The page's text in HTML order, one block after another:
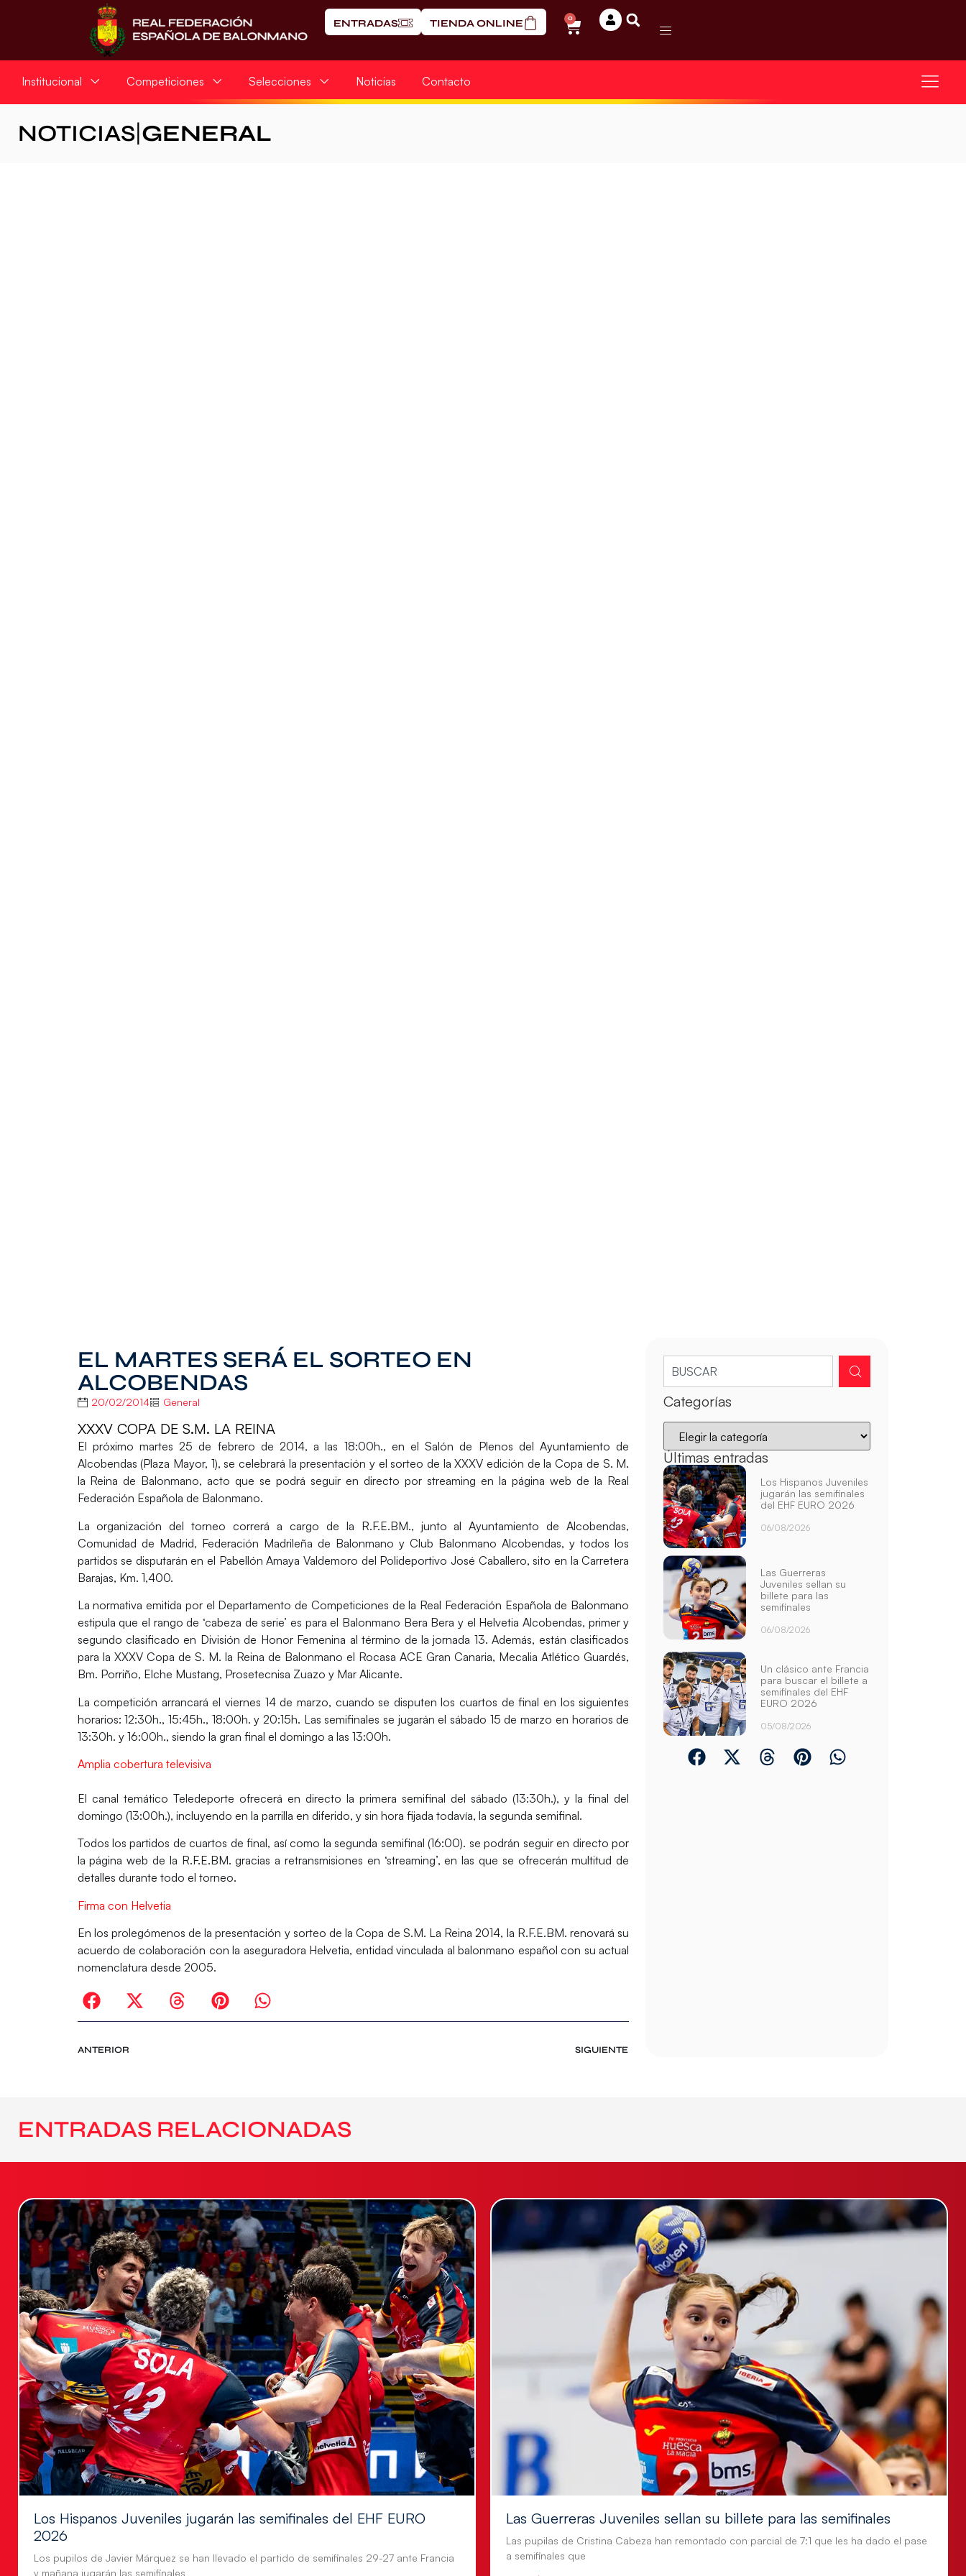
ENTRADAS TIENDA ONLINE 0
Institucional Competiciones Selecciones Noticias Contacto
NOTICIAS GENERAL
EL MARTES SERÁ EL SORTEO EN
ALCOBENDAS
20/02/2014 General
XXXV COPA DE S.M. LA REINA
El próximo martes 25 de febrero de 2014, a las 18:00h., en elSalón de Plenos del Ayuntamiento de
Alcobendas (Plaza Mayor, 1), se celebrará lapresentación y el sorteo de la XXXV edición de la Copa de S. M.
la Reina de Balonmano, acto que se podrá seguir en directo por streaming en la página web de la Real
Federación Española de Balonmano.
La organización del torneo correrá a cargo de la R.F.E.BM., junto alAyuntamiento de Alcobendas,
Comunidad de Madrid, Federación Madrileña de Balonmano y Club Balonmano Alcobendas, y todos los
partidos se disputarán en el Pabellón Amaya Valdemoro del Polideportivo José Caballero, sito en la Carretera
Barajas, Km. 1,400.
La normativa emitida por el Departamento de Competiciones de la Real Federación Española de Balonmano
estipula que el rango de ‘cabeza de serie’ es para el Balonmano Bera Bera y el Helvetia Alcobendas, primer y
segundo clasificado en División de Honor Femenina al término de la jornada 13. Además, están clasificados
para la XXXV Copa de S. M. la Reina de Balonmano el Rocasa ACE Gran Canaria, Mecalia Atlético Guardés,
Bm. Porriño, Elche Mustang, Prosetecnisa Zuazo y Mar Alicante.
La competición arrancará el viernes 14 de marzo, cuando se disputen los cuartos de final en los siguientes
horarios: 12:30h., 15:45h., 18:00h. y 20:15h. Las semifinales se jugarán el sábado 15 de marzo en horarios de
13:30h. y 16:00h., siendo la gran final el domingo a las 13:00h.
Amplia cobertura televisiva
El canal temático Teledeporte ofrecerá en directo la primera semifinal del sábado (13:30h.), y la final del
domingo (13:00h.), incluyendo en la parrilla en diferido, y sin hora fijada todavía, la segunda semifinal.
Todos los partidos de cuartos de final, así como la segunda semifinal (16:00). se podrán seguir en directo por
la página web de la R.F.E.BM. gracias a retransmisiones en ‘streaming’, en las que se ofrecerán multitud de
detalles durante todo el torneo.
Firma con Helvetia
En los prolegómenos de la presentación y sorteo de la Copa de S.M. La Reina 2014, la R.F.E.BM. renovará su
acuerdo de colaboración con la aseguradora Helvetia, entidad vinculada al balonmano español con su actual
nomenclatura desde 2005.
ANTERIOR SIGUIENTE
Categorías
Últimas entradas
Los Hispanos Juveniles
jugarán las semifinales
del EHF EURO 2026
06/08/2026
Las Guerreras
Juveniles sellan su
billete para las
semifinales
06/08/2026
Un clásico ante Francia
para buscar el billete a
semifinales del EHF
EURO 2026
05/08/2026
ENTRADAS RELACIONADAS
Los Hispanos Juveniles jugarán las semifinales del EHF EURO
2026
Los pupilos de Javier Márquez se han llevado el partido de semifinales 29-27 ante Francia
y mañana jugarán las semifinales
Las Guerreras Juveniles sellan su billete para las semifinales
Las pupilas de Cristina Cabeza han remontado con parcial de 7:1 que les ha dado el pase
a semifinales que